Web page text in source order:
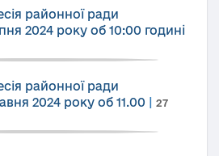
районної ради
2024 року об 10:00 годині
районної ради
2024 року об 11.00
27